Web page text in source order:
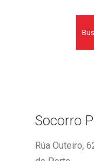
Socorro
Rúa Outeiro,